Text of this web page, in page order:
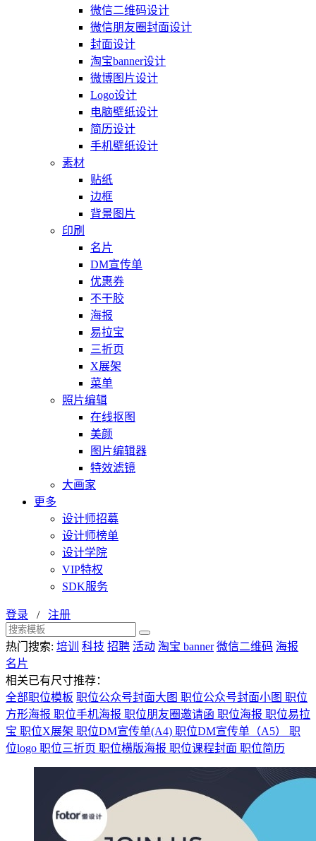
微信二维码设计
微信朋友圈封面设计
封面设计
淘宝banner设计
微博图片设计
Logo设计
电脑壁纸设计
简历设计
手机壁纸设计
素材
贴纸
边框
背景图片
印刷
名片
DM宣传单
优惠券
不干胶
海报
易拉宝
三折页
X展架
菜单
照片编辑
在线抠图
美颜
图片编辑器
特效滤镜
大画家
更多
设计师招募
设计师榜单
设计学院
VIP特权
SDK服务
登录 / 注册
热门搜索: 培训 科技 招聘 活动 淘宝 banner 微信二维码 海报
名片
相关已有尺寸推荐：
全部职位模板 职位公众号封面大图 职位公众号封面小图 职位
方形海报 职位手机海报 职位朋友圈邀请函 职位海报 职位易拉
宝 职位X展架 职位DM宣传单(A4) 职位DM宣传单（A5） 职
位logo 职位三折页 职位横版海报 职位课程封面 职位简历